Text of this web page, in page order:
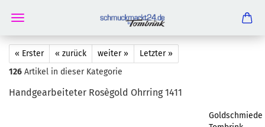
« Erster « zurück weiter »
Letzter »
126 Artikel in dieser Kategorie
Hand­ge­ar­bei­te­ter Rosègold Ohr­ring 1411
Goldschmiede